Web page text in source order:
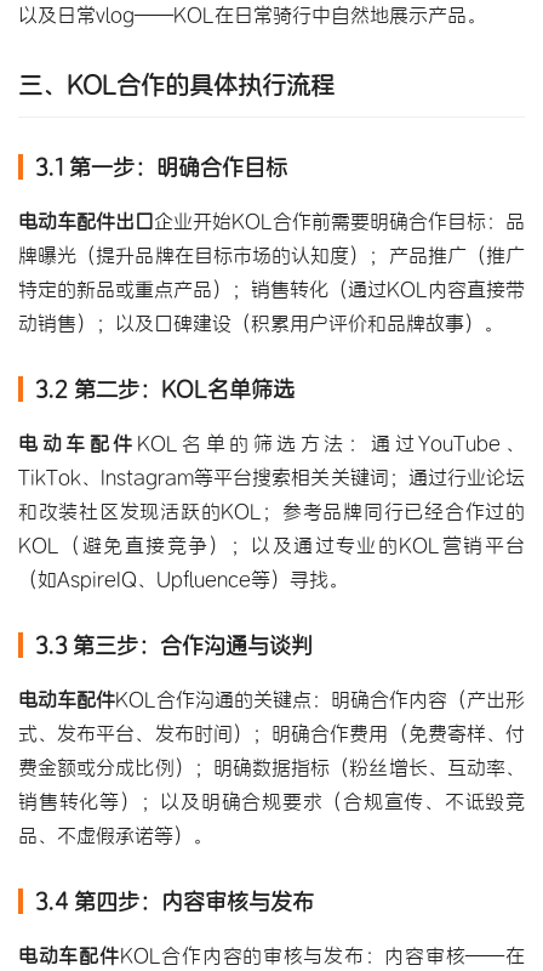
以及日常vlog——KOL在日常骑行中自然地展示产品。
三、KOL合作的具体执行流程
3.1 第一步：明确合作目标
电动车配件出口企业开始KOL合作前需要明确合作目标：品
牌曝光（提升品牌在目标市场的认知度）；产品推广（推广
特定的新品或重点产品）；销售转化（通过KOL内容直接带
动销售）；以及口碑建设（积累用户评价和品牌故事）。
3.2 第二步：KOL名单筛选
电动车配件 KOL名单的筛选方法：通过YouTube、
TikTok、Instagram等平台搜索相关关键词；通过行业论坛
和改装社区发现活跃的KOL；参考品牌同行已经合作过的
KOL（避免直接竞争）；以及通过专业的KOL营销平台
（如AspireIQ、Upfluence等）寻找。
3.3 第三步：合作沟通与谈判
电动车配件KOL合作沟通的关键点：明确合作内容（产出形
式、发布平台、发布时间）；明确合作费用（免费寄样、付
费金额或分成比例）；明确数据指标（粉丝增长、互动率、
销售转化等）；以及明确合规要求（合规宣传、不诋毁竞
品、不虚假承诺等）。
3.4 第四步：内容审核与发布
电动车配件KOL合作内容的审核与发布：内容审核——在